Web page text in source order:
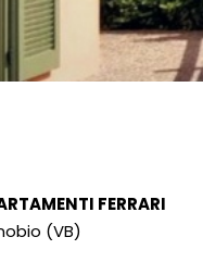
FERRARI
(VB)